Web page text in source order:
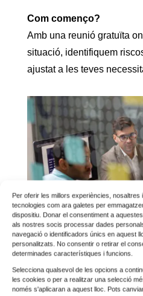
Per oferir les millors experiències,
tecnologies com ara galetes per
dispositiu. Donar el consentiment a
als nostres socis processar dades
navegació o identificadors únics en aquest
personalitzats. No consentir o retirar el
determinades característiques i funcions.
Selecciona qualsevol de les opcions a
les cookies o per a realitzar una selecció
només s'aplicaran a aquest lloc. Pots
Com començo?
Amb una reunió gratuïta
situació, identifiquem
ajustat a les teves
Sol·licita